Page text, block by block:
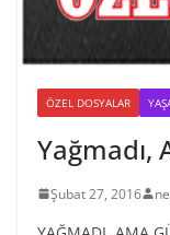
ÖZEL DOSYALAR
Yağmadı,
Şubat 27, 2016